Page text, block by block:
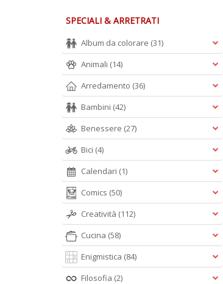
Mozzafiato
Digitale
2.90 €
Creativi In Casa
Cartacea
5.90 €
Digitale
CAMERA SPECIALE N.17
Manuale 2017
PROFESSIONAL PHOTO SPECIALE N.4
SPECIALI & ARRETRATI
Album da colorare (31)
Animali (14)
Arredamento (36)
Bambini (42)
Benessere (27)
Bici (4)
Calendari (1)
Comics (50)
Creatività (112)
Cucina (58)
Enigmistica (84)
Filosofia (2)